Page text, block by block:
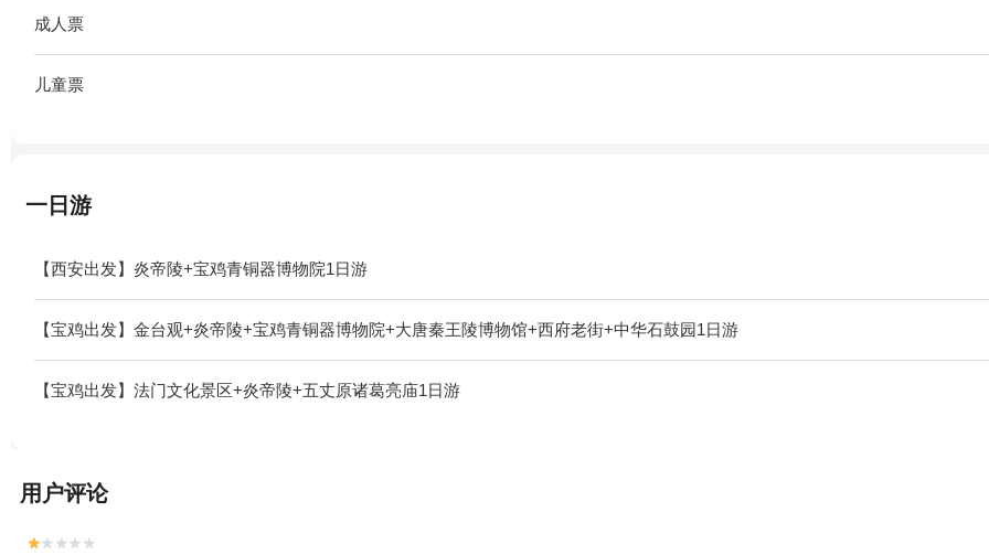
成人票
儿童票
一日游
【西安出发】炎帝陵+宝鸡青铜器博物院1日游
【宝鸡出发】金台观+炎帝陵+宝鸡青铜器博物院+大唐秦王陵博物馆+西府老街+中华石鼓园1日游
【宝鸡出发】法门文化景区+炎帝陵+五丈原诸葛亮庙1日游
用户评论

